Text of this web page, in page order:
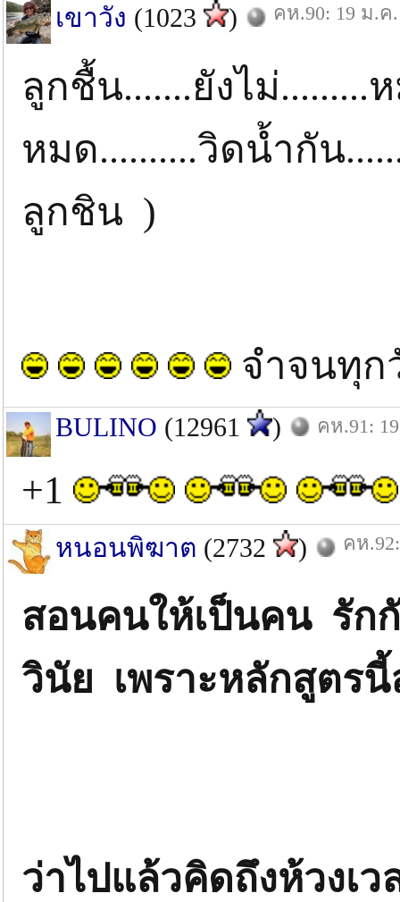
เขาวัง (1023 ) คห.90: 19 ม.ค.
ลูกชื้น.......ยังไม่.........
หมด..........วิดน้ำกัน
ลูกชิน )
จำจนทุ
BULINO (12961 ) คห.91:
+1
หนอนพิฆาต (2732 ) คห
สอนคนให้เป็นคน รัก
วินัย เพราะหลักสูตร
ว่าไปแล้วคิดถึงห้วงเ